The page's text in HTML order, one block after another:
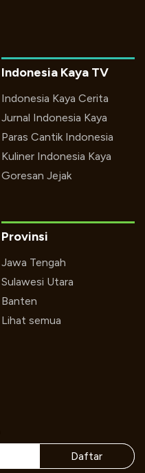
Indonesia Kaya TV
Indonesia Kaya Cerita
Jurnal Indonesia Kaya
Paras Cantik Indonesia
Kuliner Indonesia Kaya
Goresan Jejak
Provinsi
Jawa Tengah
Sulawesi Utara
Banten
Lihat semua
Daftar